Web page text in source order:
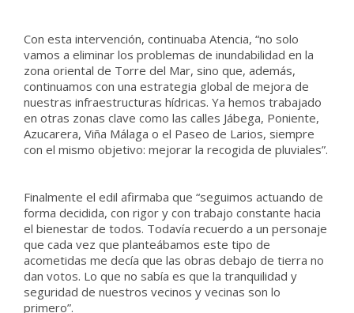
Con esta intervención, continuaba Atencia, “no solo
vamos a eliminar los problemas de inundabilidad en la
zona oriental de Torre del Mar, sino que, además,
continuamos con una estrategia global de mejora de
nuestras infraestructuras hídricas. Ya hemos trabajado
en otras zonas clave como las calles Jábega, Poniente,
Azucarera, Viña Málaga o el Paseo de Larios, siempre
con el mismo objetivo: mejorar la recogida de pluviales”.
Finalmente el edil afirmaba que “seguimos actuando de
forma decidida, con rigor y con trabajo constante hacia
el bienestar de todos. Todavía recuerdo a un personaje
que cada vez que planteábamos este tipo de
acometidas me decía que las obras debajo de tierra no
dan votos. Lo que no sabía es que la tranquilidad y
seguridad de nuestros vecinos y vecinas son lo
primero”.